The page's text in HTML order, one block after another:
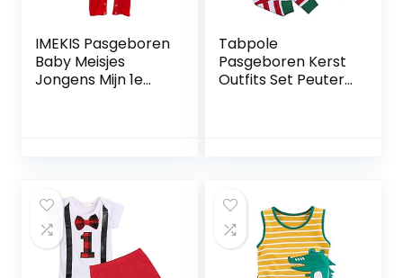
IMEKIS Pasgeboren
Baby Meisjes
Jongens Mijn 1e
met Hoed Xmas
Party Kleding Set,
Rood 7, 3-6
Maanden
Tabpole
Pasgeboren Kerst
Outfits Set Peuter